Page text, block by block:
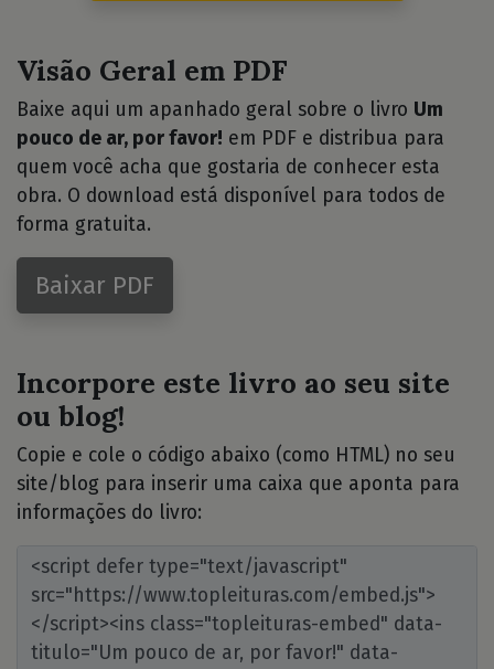
Visão Geral em PDF
Baixe aqui um apanhado geral sobre o livro Um
pouco de ar, por favor! em PDF e distribua para
quem você acha que gostaria de conhecer esta
obra. O download está disponível para todos de
forma gratuita.
Baixar PDF
Incorpore este livro ao seu site
ou blog!
Copie e cole o código abaixo (como HTML) no seu
site/blog para inserir uma caixa que aponta para
informações do livro: